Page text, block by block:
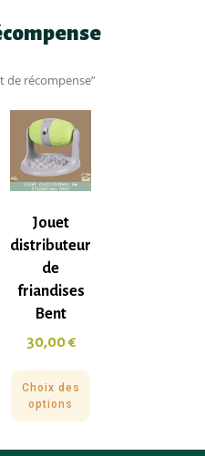
de récompense”
Jouet
distributeur
de
friandises
Bent
30,00€
Choix des
options